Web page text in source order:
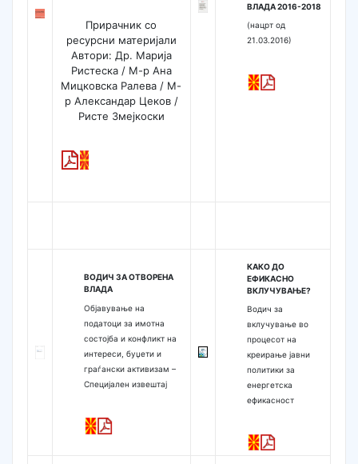
Прирачник со
ресурсни материјали
Автори: Др. Марија
Ристеска / М-р Ана
Мицковска Ралева / М-
р Александар Цеков /
Ристе Змејкоски
ВЛАДА 2016-2018
(нацрт од
21.03.2016)
ВОДИЧ ЗА ОТВОРЕНА
ВЛАДА
Објавување на
податоци за имотна
состојба и конфликт на
интереси, буџети и
граѓански активизам –
Специјален извештај
КАКО ДО
ЕФИКАСНО
ВКЛУЧУВАЊЕ?
Водич за
вклучување во
процесот на
креирање јавни
политики за
енергетска
ефикасност